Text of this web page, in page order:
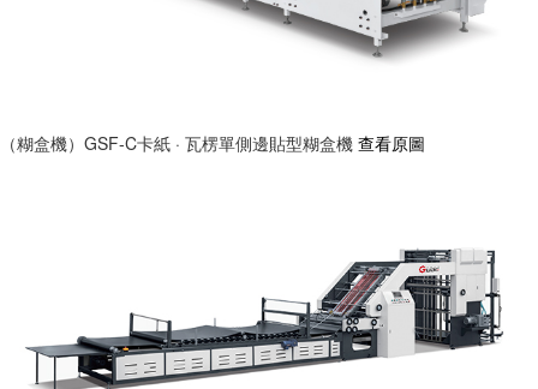
（糊盒機）GSF-C卡紙 · 瓦楞單側邊貼型糊盒機 查看原圖